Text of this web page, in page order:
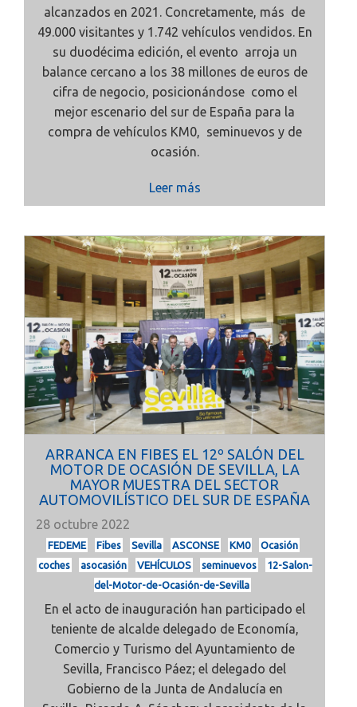
alcanzados en 2021. Concretamente, más de
49.000 visitantes y 1.742 vehículos vendidos. En
su duodécima edición, el evento arroja un
balance cercano a los 38 millones de euros de
cifra de negocio, posicionándose como el
mejor escenario del sur de España para la
compra de vehículos KM0, seminuevos y de
ocasión.
Leer más
ARRANCA EN FIBES EL 12º SALÓN DEL
MOTOR DE OCASIÓN DE SEVILLA, LA
MAYOR MUESTRA DEL SECTOR
AUTOMOVILÍSTICO DEL SUR DE ESPAÑA
28 octubre 2022
FEDEME Fibes Sevilla ASCONSE KM0
Ocasión
coches
asocasión VEHÍCULOS seminuevos
12-Salon-
del-Motor-de-Ocasión-de-Sevilla
En el acto de inauguración han participado el
teniente de alcalde delegado de Economía,
Comercio y Turismo del Ayuntamiento de
Sevilla, Francisco Páez; el delegado del
Gobierno de la Junta de Andalucía en